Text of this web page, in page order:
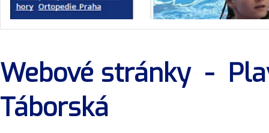
Webové stránky -
Táborská